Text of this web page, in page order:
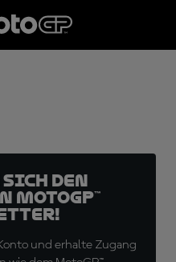
sich den
und erhalte Zugang